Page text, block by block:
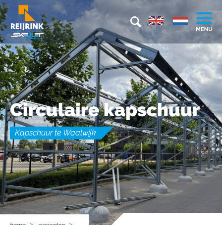
Circulaire kapschuur
Kapschuur te Waalwijk